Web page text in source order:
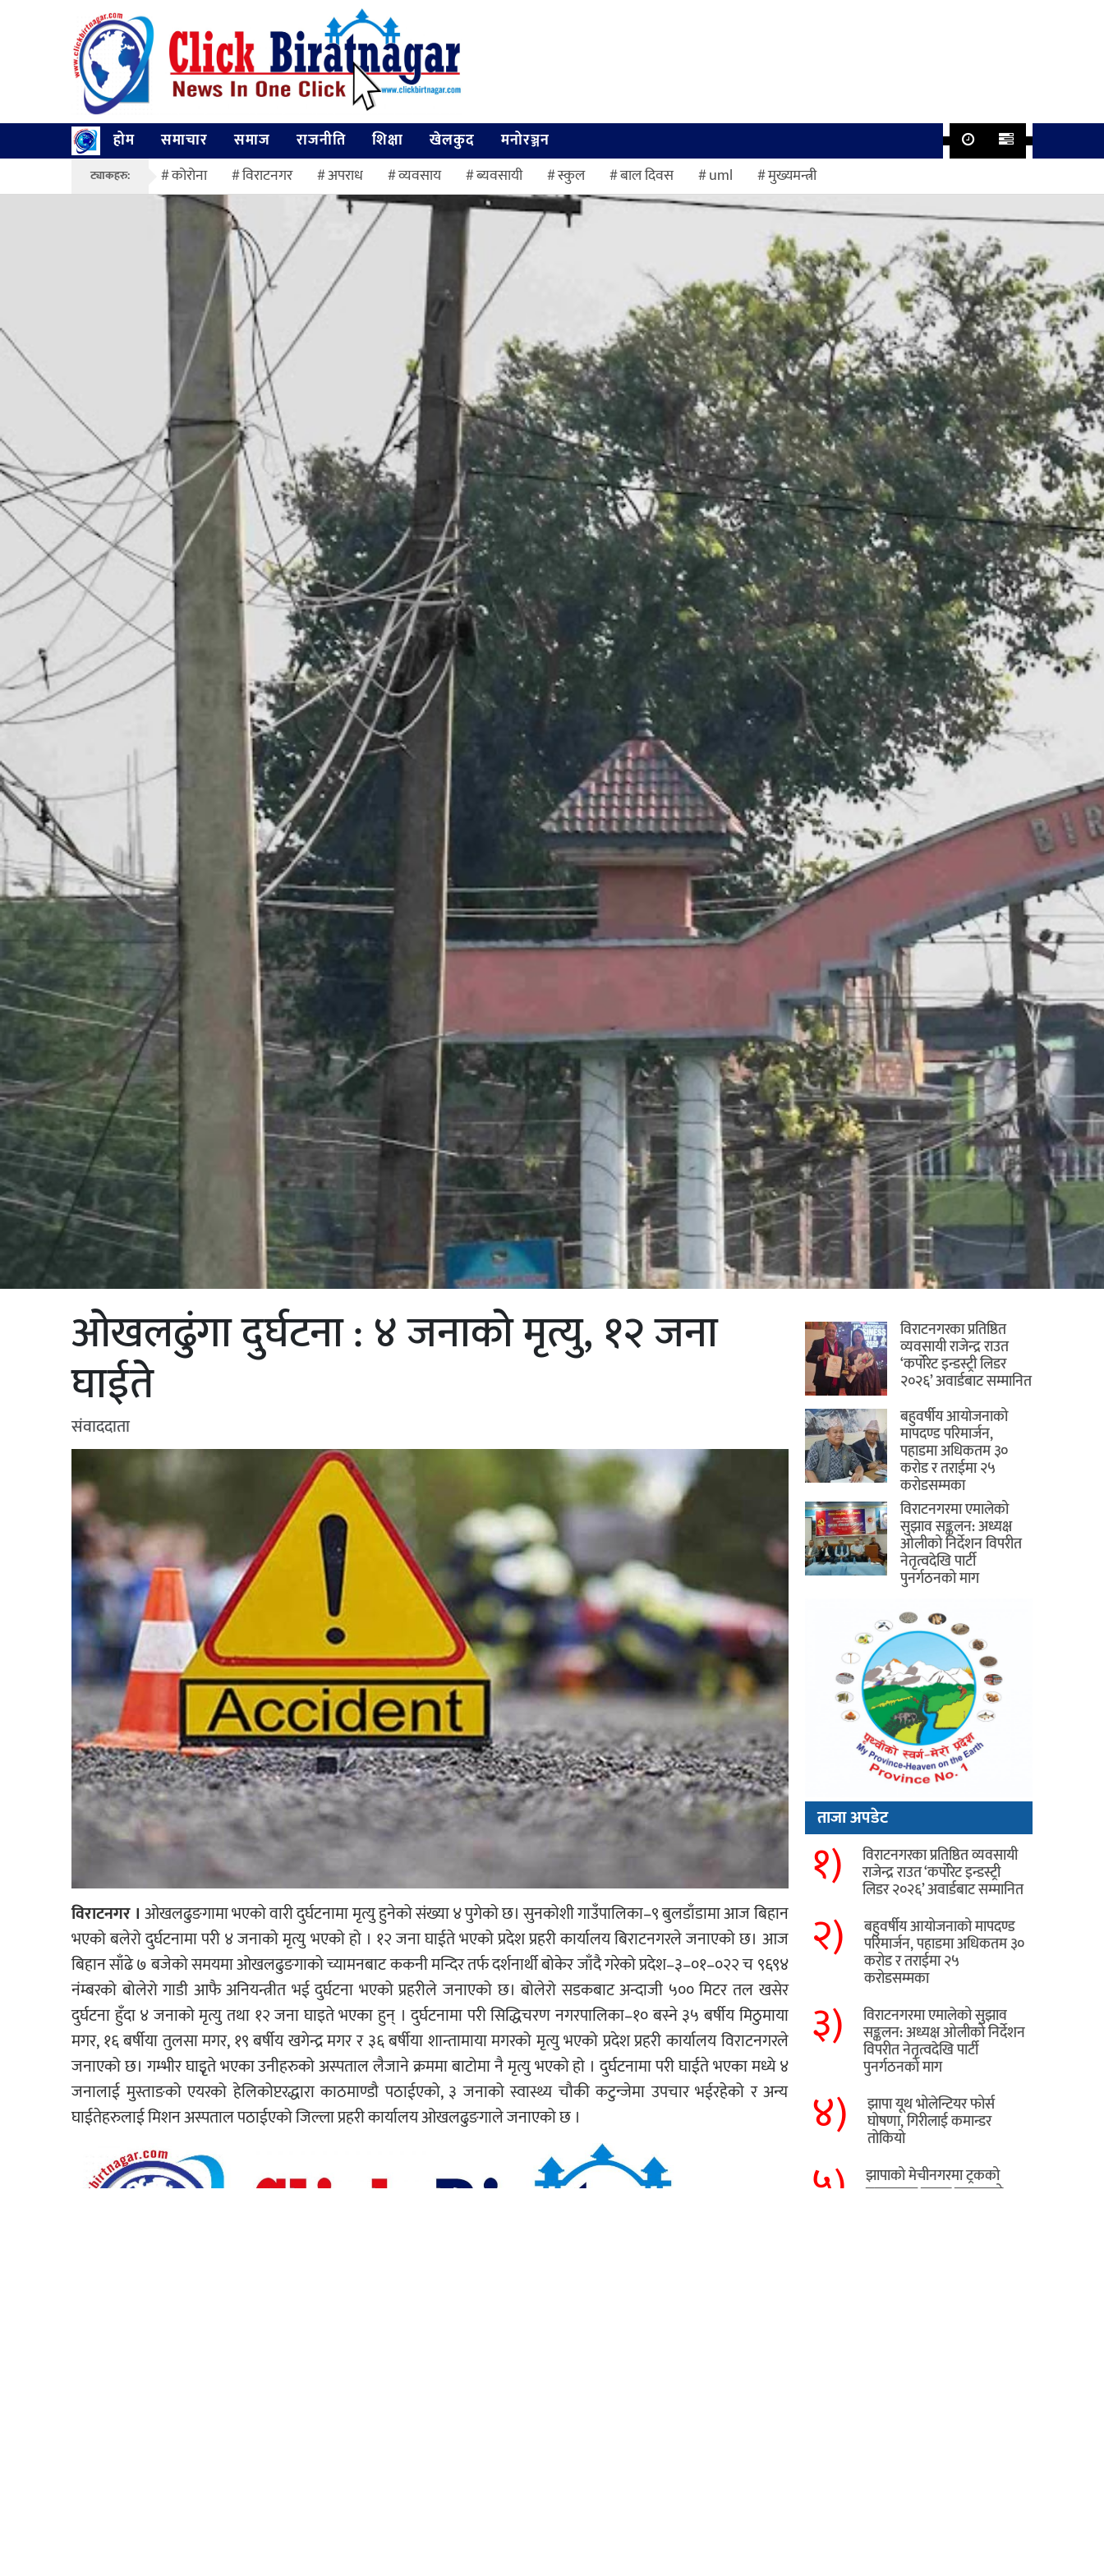
होम समाचार समाज राजनीति शिक्षा खेलकुद मनोरञ्जन
ट्याकहरु: कोरोना विराटनगर अपराध व्यवसाय ब्यवसायी स्कुल बाल दिवस uml मुख्यमन्त्री
ओखलढुंगा दुर्घटना : ४ जनाको मृत्यु, १२ जना
घाईते
संवाददाता
विराटनगर । ओखलढुङगामा भएको वारी दुर्घटनामा मृत्यु हुनेको संख्या ४ पुगेको छ। सुनकोशी गाउँपालिका–९ बुलडाँडामा आज बिहान
भएको बलेरो दुर्घटनामा परी ४ जनाको मृत्यु भएको हो । १२ जना घाईते भएको प्रदेश प्रहरी कार्यालय बिराटनगरले जनाएको छ। आज
बिहान साँढे ७ बजेको समयमा ओखलढुङगाको च्यामनबाट ककनी मन्दिर तर्फ दर्शनार्थी बोकेर जाँदै गरेको प्रदेश–३–०१–०२२ च ९६९४
नंम्बरको बोलेरो गाडी आफै अनियन्त्रीत भई दुर्घटना भएको प्रहरीले जनाएको छ। बोलेरो सडकबाट अन्दाजी ५०० मिटर तल खसेर
दुर्घटना हुँदा ४ जनाको मृत्यु तथा १२ जना घाइते भएका हुन् । दुर्घटनामा परी सिद्धिचरण नगरपालिका–१० बस्ने ३५ बर्षीय मिठुमाया
मगर, १६ बर्षीया तुलसा मगर, १९ बर्षीय खगेन्द्र मगर र ३६ बर्षीया शान्तामाया मगरको मृत्यु भएको प्रदेश प्रहरी कार्यालय विराटनगरले
जनाएको छ। गम्भीर घाइृते भएका उनीहरुको अस्पताल लैजाने क्रममा बाटोमा नै मृत्यु भएको हो । दुर्घटनामा परी घाईते भएका मध्ये ४
जनालाई मुस्ताङको एयरको हेलिकोप्टरद्धारा काठमाण्डौ पठाईएको, ३ जनाको स्वास्थ्य चौकी कटुन्जेमा उपचार भईरहेको र अन्य
घाईतेहरुलाई मिशन अस्पताल पठाईएको जिल्ला प्रहरी कार्यालय ओखलढुङगाले जनाएको छ ।
विराटनगरका प्रतिष्ठित
व्यवसायी राजेन्द्र राउत
‘कर्पोरेट इन्डस्ट्री लिडर
२०२६’ अवार्डबाट सम्मानित
बहुवर्षीय आयोजनाको
मापदण्ड परिमार्जन,
पहाडमा अधिकतम ३०
करोड र तराईमा २५
करोडसम्मका
विराटनगरमा एमालेको
सुझाव सङ्कलन: अध्यक्ष
ओलीको निर्देशन विपरीत
नेतृत्वदेखि पार्टी
पुनर्गठनको माग
ताजा अपडेट
१) विराटनगरका प्रतिष्ठित व्यवसायी
राजेन्द्र राउत ‘कर्पोरेट इन्डस्ट्री
लिडर २०२६’ अवार्डबाट सम्मानित
२) बहुवर्षीय आयोजनाको मापदण्ड
परिमार्जन, पहाडमा अधिकतम ३०
करोड र तराईमा २५
करोडसम्मका
३) विराटनगरमा एमालेको सुझाव
सङ्कलन: अध्यक्ष ओलीको निर्देशन
विपरीत नेतृत्वदेखि पार्टी
पुनर्गठनको माग
४) झापा यूथ भोलेन्टियर फोर्स
घोषणा, गिरीलाई कमान्डर
तोकियो
५) ​झापाको मेचीनगरमा ट्रकको
ठक्करबाट स्कुटर चालकको